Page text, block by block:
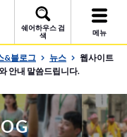
쉐어하우스 검
색
메뉴
&블로그 뉴스
웹사이트
안내 말씀드립니다.